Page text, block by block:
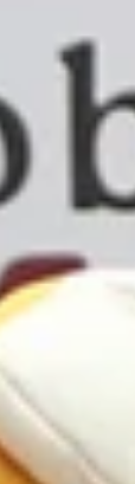
procedente
integrarse
jugadores
al part